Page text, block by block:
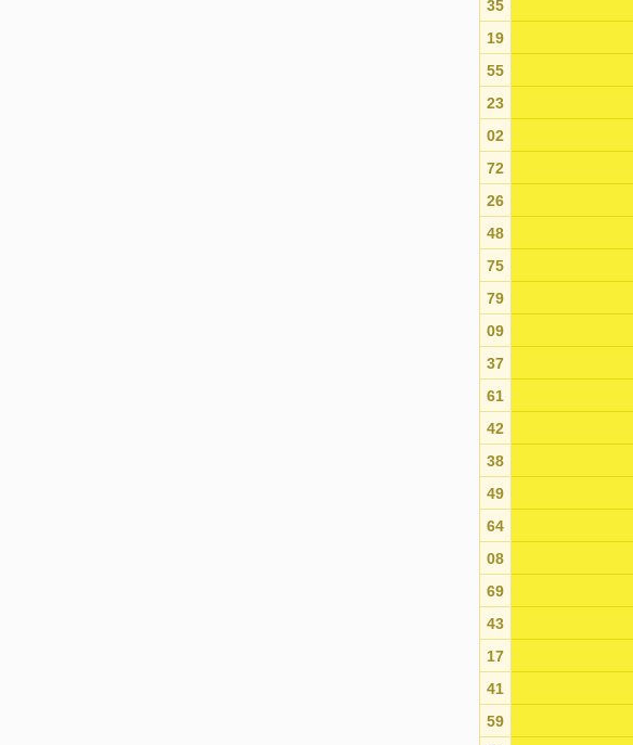
35
19
55
23
02
72
26
48
75
79
09
37
61
42
38
49
64
08
69
43
17
41
59